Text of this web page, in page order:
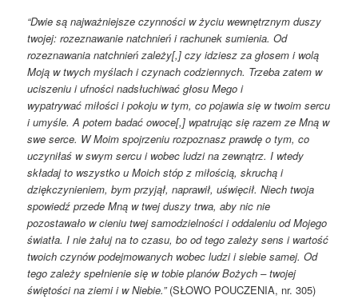
“Dwie są najważniejsze czynności w życiu wewnętrznym duszy
twojej: rozeznawanie natchnień i rachunek sumienia. Od
rozeznawania natchnień zależy[,] czy idziesz za głosem i wolą
Moją w twych myślach i czynach codziennych. Trzeba zatem w
uciszeniu i ufności nadsłuchiwać głosu Mego i
wypatrywać miłości i pokoju w tym, co pojawia się w twoim sercu
i umyśle. A potem badać owoce[,] wpatrując się razem ze Mną w
swe serce. W Moim spojrzeniu rozpoznasz prawdę o tym, co
uczyniłaś w swym sercu i wobec ludzi na zewnątrz. I wtedy
składaj to wszystko u Moich stóp z miłością, skruchą i
dziękczynieniem, bym przyjął, naprawił, uświęcił. Niech twoja
spowiedź przede Mną w twej duszy trwa, aby nic nie
pozostawało w cieniu twej samodzielności i oddaleniu od Mojego
światła. I nie żałuj na to czasu, bo od tego zależy sens i wartość
twoich czynów podejmowanych wobec ludzi i siebie samej. Od
tego zależy spełnienie się w tobie planów Bożych – twojej
świętości na ziemi i w Niebie.” (SŁOWO POUCZENIA, nr. 305)